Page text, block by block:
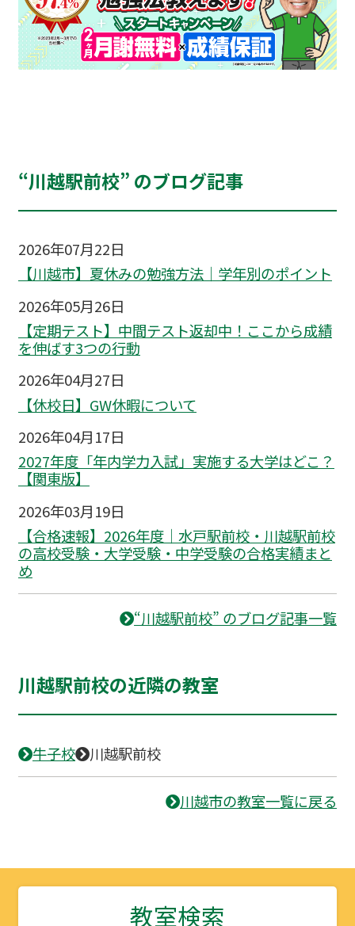
“川越駅前校” のブログ記事
2026年07月22日
【川越市】夏休みの勉強方法｜学年別のポイント
2026年05月26日
【定期テスト】中間テスト返却中！ここから成績
を伸ばす3つの行動
2026年04月27日
【休校日】GW休暇について
2026年04月17日
2027年度「年内学力入試」実施する大学はどこ？
【関東版】
2026年03月19日
【合格速報】2026年度｜水戸駅前校・川越駅前校
の高校受験・大学受験・中学受験の合格実績まと
め
“川越駅前校” のブログ記事一覧
川越駅前校の近隣の教室
牛子校 川越駅前校
川越市の教室一覧に戻る
教室検索